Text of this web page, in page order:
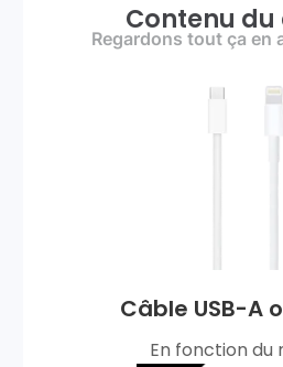
Contenu
Regardons tout ça en
Câble USB-A
En fonction du